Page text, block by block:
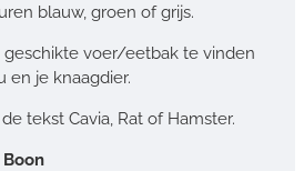
blauw, groen of grijs.
geschikte voer/eetbak te vinden
en je knaagdier.
tekst Cavia, Rat of Hamster.
Boon